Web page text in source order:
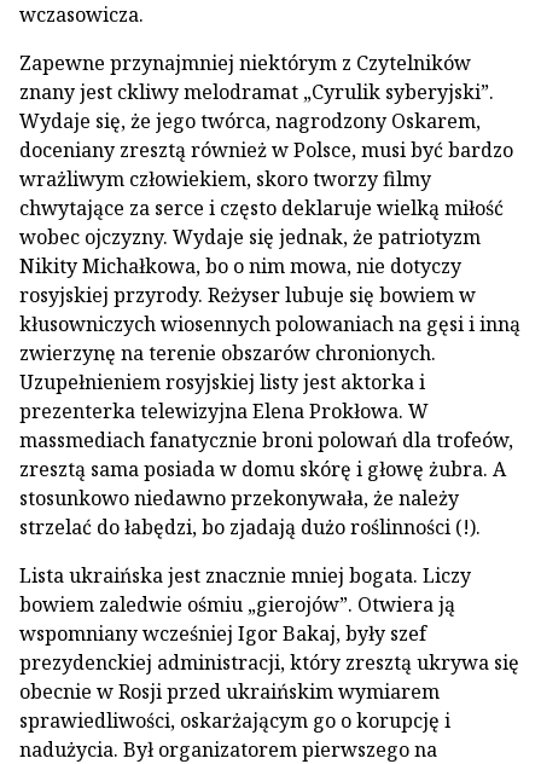
wczasowicza.
Zapewne przynajmniej niektórym z Czytelników
znany jest ckliwy melodramat „Cyrulik syberyjski”.
Wydaje się, że jego twórca, nagrodzony Oskarem,
doceniany zresztą również w Polsce, musi być bardzo
wrażliwym człowiekiem, skoro tworzy filmy
chwytające za serce i często deklaruje wielką miłość
wobec ojczyzny. Wydaje się jednak, że patriotyzm
Nikity Michałkowa, bo o nim mowa, nie dotyczy
rosyjskiej przyrody. Reżyser lubuje się bowiem w
kłusowniczych wiosennych polowaniach na gęsi i inną
zwierzynę na terenie obszarów chronionych.
Uzupełnieniem rosyjskiej listy jest aktorka i
prezenterka telewizyjna Elena Prokłowa. W
massmediach fanatycznie broni polowań dla trofeów,
zresztą sama posiada w domu skórę i głowę żubra. A
stosunkowo niedawno przekonywała, że należy
strzelać do łabędzi, bo zjadają dużo roślinności (!).
Lista ukraińska jest znacznie mniej bogata. Liczy
bowiem zaledwie ośmiu „gierojów”. Otwiera ją
wspomniany wcześniej Igor Bakaj, były szef
prezydenckiej administracji, który zresztą ukrywa się
obecnie w Rosji przed ukraińskim wymiarem
sprawiedliwości, oskarżającym go o korupcję i
nadużycia. Był organizatorem pierwszego na